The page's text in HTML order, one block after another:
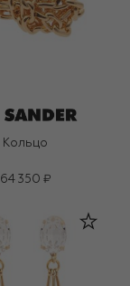
Кольцо
64 350 ₽